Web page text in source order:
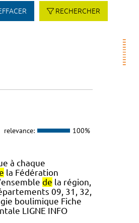
RECHERCHER
relevance: 100%
à chaque
la Fédération
de la région,
09, 31, 32,
boulimique Fiche
LIGNE INFO